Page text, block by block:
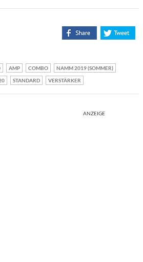
AMP COMBO
NAMM 2019 (SOMMER)
STANDARD VERSTÄRKER
ANZEIGE